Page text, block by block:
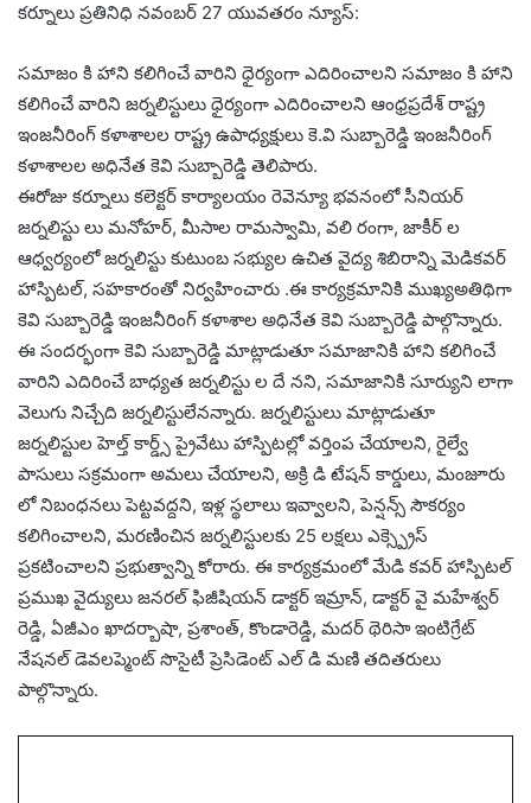
కర్నూలు ప్రతినిధి నవంబర్ 27 యువతరం న్యూస్:
సమాజం కి హాని కలిగించే వారిని ధైర్యంగా ఎదిరించాలని సమాజం కి హాని
కలిగించే వారిని జర్నలిస్టులు ధైర్యంగా ఎదిరించాలని ఆంధ్రప్రదేశ్ రాష్ట్ర
ఇంజనీరింగ్ కళాశాలల రాష్ట్ర ఉపాధ్యక్షులు కె.వి సుబ్బారెడ్డి ఇంజనీరింగ్
కళాశాలల అధినేత కెవి సుబ్బారెడ్డి తెలిపారు.
ఈరోజు కర్నూలు కలెక్టర్ కార్యాలయం రెవెన్యూ భవనంలో సీనియర్
జర్నలిస్టు లు మనోహర్, మీసాల రామస్వామి, వలి రంగా, జాకీర్ ల
ఆధ్వర్యంలో జర్నలిస్టు కుటుంబ సభ్యుల ఉచిత వైద్య శిబిరాన్ని మెడికవర్
హాస్పిటల్, సహకారంతో నిర్వహించారు .ఈ కార్యక్రమానికి ముఖ్యఅతిథిగా
కెవి సుబ్బారెడ్డి ఇంజనీరింగ్ కళాశాల అధినేత కెవి సుబ్బారెడ్డి పాల్గొన్నారు.
ఈ సందర్భంగా కెవి సుబ్బారెడ్డి మాట్లాడుతూ సమాజానికి హాని కలిగించే
వారిని ఎదిరించే బాధ్యత జర్నలిస్టు ల దే నని, సమాజానికి సూర్యుని లాగా
వెలుగు నిచ్చేది జర్నలిస్టులేనన్నారు. జర్నలిస్టులు మాట్లాడుతూ
జర్నలిస్టుల హెల్త్ కార్డ్స్ ప్రైవేటు హాస్పిటల్లో వర్తింప చేయాలని, రైల్వే
పాసులు సక్రమంగా అమలు చేయాలని, అక్రి డి టేషన్ కార్డులు, మంజూరు
లో నిబంధనలు పెట్టవద్దని, ఇళ్ల స్థలాలు ఇవ్వాలని, పెన్షన్స్ సౌకర్యం
కలిగించాలని, మరణించిన జర్నలిస్టులకు 25 లక్షలు ఎక్స్ప్రెస్
ప్రకటించాలని ప్రభుత్వాన్ని కోరారు. ఈ కార్యక్రమంలో మేడి కవర్ హాస్పిటల్
ప్రముఖ వైద్యులు జనరల్ ఫిజీషియన్ డాక్టర్ ఇమ్రాన్, డాక్టర్ వై మహేశ్వర్
రెడ్డి, ఏజీఎం ఖాదర్బాషా, ప్రశాంత్, కొండారెడ్డి, మదర్ థెరిసా ఇంటిగ్రేట్
నేషనల్ డెవలప్మెంట్ సొసైటీ ప్రెసిడెంట్ ఎల్ డి మణి తదితరులు
పాల్గొన్నారు.